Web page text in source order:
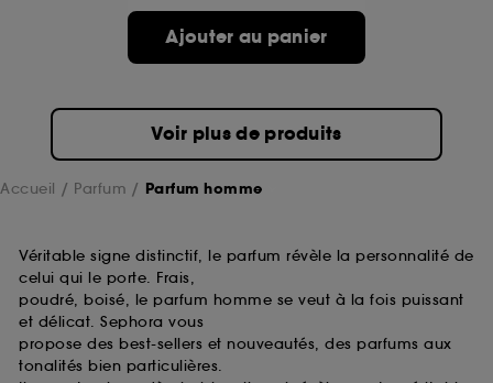
Ajouter au panier
Voir plus de produits
Accueil Parfum Parfum homme
Véritable signe distinctif, le parfum révèle la personnalité de
celui qui le porte. Frais,
poudré, boisé, le parfum homme se veut à la fois puissant
et délicat. Sephora vous
propose des best-sellers et nouveautés, des parfums aux
tonalités bien particulières.